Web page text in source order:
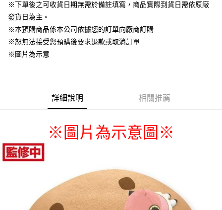
全家取貨付款
每筆NT$65，滿NT$1,300(含以上)免運費
付款後全家取貨
每筆NT$65，滿NT$1,300(含以上)免運費
付款後7-11取貨
每筆NT$65，滿NT$1,300(含以上)免運費
每筆NT$100，滿NT$1,300(含以上)免運費
宅配-離島(澎湖/金門/馬祖)-木棉花樂園專用
※下單後之可收貨日期無需於備註填寫，商品實際到貨日需依原廠
發貨日為主。
※本預購商品係本公司依據您的訂單向廠商訂購
※恕無法接受您預購後要求退款或取消訂單
※圖片為示意
詳細說明 相關推薦
※圖片為示意圖 ※